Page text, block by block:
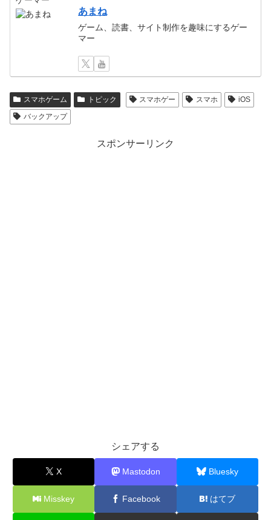
あまね
ゲーム、読書、サイト制作を趣味にするゲー
マー
スマホゲーム トピック スマホゲー スマホ
iOS
バックアップ
スポンサーリンク
シェアする
X Mastodon Bluesky
Misskey Facebook はてブ